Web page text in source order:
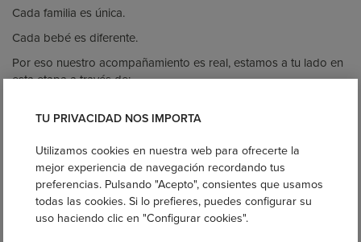
Cada familia es única.
Cada bebé es diferente.
Por eso nuestro acompañamiento es real, estamos a tu lado en
esta etapa a través de:
- Talleres presenciales y online.
- Atención directa en tienda.
- Acompañamiento continuo por WhatsApp, Instagram y email.
- Recursos gratuitos: blog, vídeos, artículos y comunidad.
TU PRIVACIDAD NOS IMPORTA
Utilizamos cookies en nuestra web para ofrecerte la
mejor experiencia de navegación recordando tus
preferencias. Pulsando "Acepto", consientes que usamos
todas las cookies. Si lo prefieres, puedes configurar su
uso haciendo clic en "Configurar cookies".